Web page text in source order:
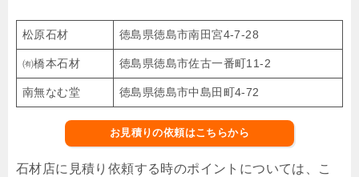
松原石材 徳島県徳島市南田宮4-7-28
㈲橋本石材 徳島県徳島市佐古一番町11-2
南無なむ堂 徳島県徳島市中島田町4-72
お見積りの依頼はこちらから
石材店に見積り依頼する時のポイントについては、こ